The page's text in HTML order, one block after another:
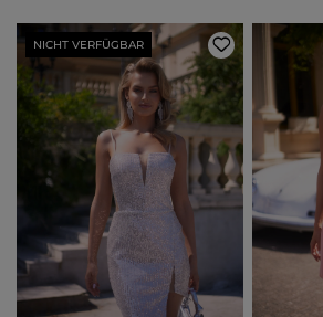
NICHT VERFÜGBAR